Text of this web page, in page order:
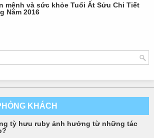
mệnh và sức khỏe Tuổi Ất Sửu Chi Tiết
Năm 2016
KHÁCH
tỳ hưu ruby ảnh hưởng từ những tác